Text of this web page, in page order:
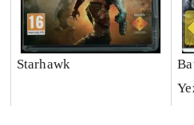
Starhawk